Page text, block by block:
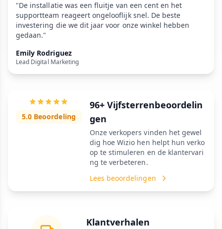
"De installatie was een fluitje van een cent en het
supportteam reageert ongelooflijk snel. De beste
investering die we dit jaar voor onze winkel hebben
gedaan."
Emily Rodriguez
Lead Digital Marketing
5.0 Beoordeling
96+ Vijfsterrenbeoordelin
gen
Onze verkopers vinden het gewel
dig hoe Wizio hen helpt hun verko
op te stimuleren en de klantervari
ng te verbeteren.
Lees beoordelingen
Klantverhalen